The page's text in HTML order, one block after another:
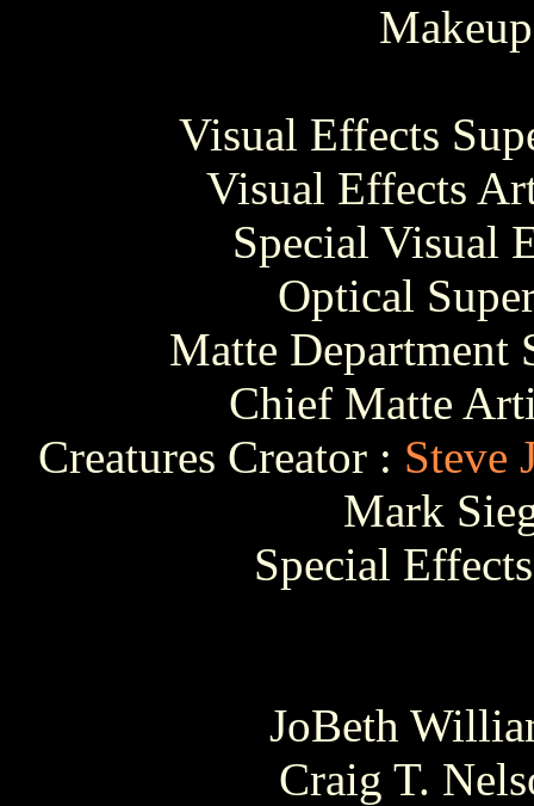
Visual Effects
Visual Effects
Special Visual
Optical
Matte Department
Chief Matte
Creatures Creator : Steve
Mark
Special
JoBeth
Craig T.